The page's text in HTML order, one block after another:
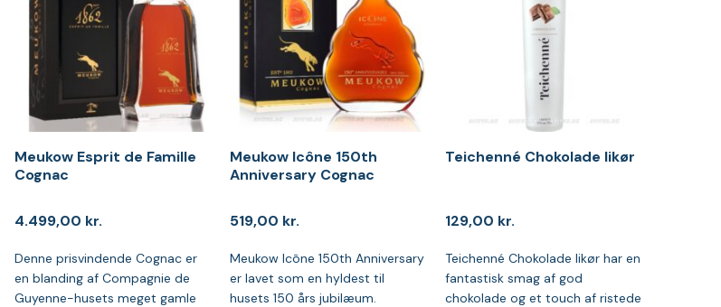
Meukow Esprit de Famille
Cognac
4.499,00 kr.
Denne prisvindende Cognac er
en blanding af Compagnie de
Guyenne-husets meget gamle
Meukow Icône 150th
Anniversary Cognac
519,00 kr.
Meukow Icône 150th Anniversary
er lavet som en hyldest til
husets 150 års jubilæum.
Teichenné Chokolade likør
129,00 kr.
Teichenné Chokolade likør har en
fantastisk smag af god
chokolade og et touch af ristede